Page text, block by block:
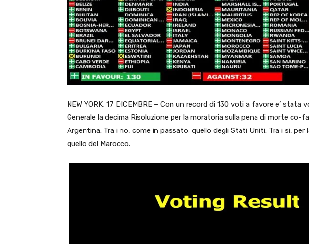
NEW YORK, 17 DICEMBRE – Con un record di 130 voti a favore e’ stata
Generale la decima Risoluzione per la moratoria sulla pena di morte co-
Argentina. Tra i no, come in passato, quello degli Stati Uniti. Tra i si, per
quello del Marocco.